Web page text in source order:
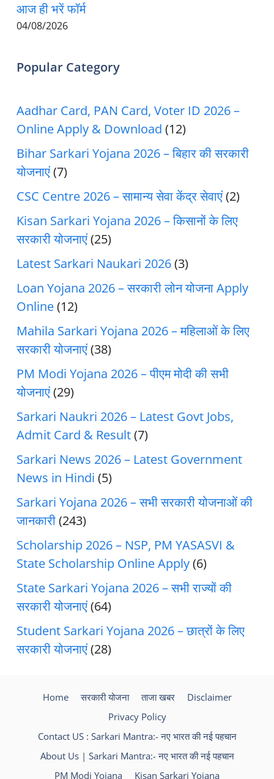
आज ही भरें फॉर्म
04/08/2026
Popular Category
Aadhar Card, PAN Card, Voter ID 2026 –
Online Apply & Download (12)
Bihar Sarkari Yojana 2026 – बिहार की सरकारी
योजनाएं(7)
CSC Centre 2026 – सामान्य सेवा केंद्र सेवाएं(2)
Kisan Sarkari Yojana 2026 – किसानों के लिए
सरकारी योजनाएं(25)
Latest Sarkari Naukari 2026(3)
Loan Yojana 2026 – सरकारी लोन योजना Apply
Online(12)
Mahila Sarkari Yojana 2026 – महिलाओं के लिए
सरकारी योजनाएं(38)
PM Modi Yojana 2026 – पीएम मोदी की सभी
योजनाएं(29)
Sarkari Naukri 2026 – Latest Govt Jobs,
Admit Card & Result(7)
Sarkari News 2026 – Latest Government
News in Hindi (5)
Sarkari Yojana 2026 – सभी सरकारी योजनाओं की
जानकारी(243)
Scholarship 2026 – NSP, PM YASASVI &
State Scholarship Online Apply(6)
State Sarkari Yojana 2026 – सभी राज्यों की
सरकारी योजनाएं(64)
Student Sarkari Yojana 2026 – छात्रों के लिए
सरकारी योजनाएं(28)
Home सरकारी योजना ताजा खबर
Disclaimer
Privacy Policy
Contact US : Sarkari Mantra:- नए भारत की नई पहचान
About Us | Sarkari Mantra:- नए भारत की नई पहचान
PM Modi Yojana
Kisan Sarkari Yojana